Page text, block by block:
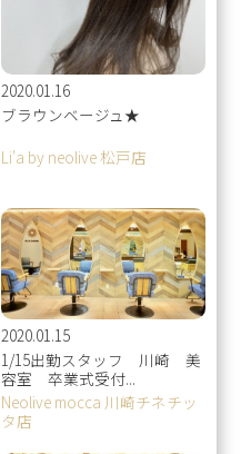
2020.01.16
ブラウンベージュ★
Li'a by neolive 松戸店
2020.01.15
1/15出勤スタッフ 川崎 美
容室 卒業式受付...
Neolive mocca 川崎チネチッ
タ店